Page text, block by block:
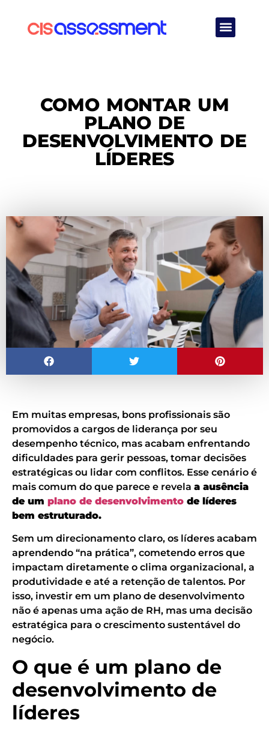
COMO MONTAR UM
PLANO DE
DESENVOLVIMENTO DE
LÍDERES
Em muitas empresas, bons profissionais são
promovidos a cargos de liderança por seu
desempenho técnico, mas acabam enfrentando
dificuldades para gerir pessoas, tomar decisões
estratégicas ou lidar com conflitos. Esse cenário é
mais comum do que parece e revela a ausência
de um plano de desenvolvimento de líderes
bem estruturado.
Sem um direcionamento claro, os líderes acabam
aprendendo “na prática”, cometendo erros que
impactam diretamente o clima organizacional, a
produtividade e até a retenção de talentos. Por
isso, investir em um plano de desenvolvimento
não é apenas uma ação de RH, mas uma decisão
estratégica para o crescimento sustentável do
negócio.
O que é um plano de
desenvolvimento de
líderes